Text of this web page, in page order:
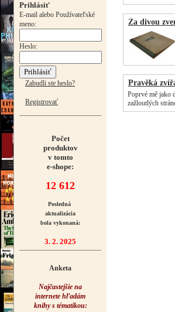
Prihlásiť
E-mail alebo Používateľské
meno:
Heslo:
Zabudli ste heslo?
Registrovať
Počet
produktov
v tomto
e-shope:
12 612
Posledná
aktualizácia
bola vykonaná:
3. 2. 2025
Anketa
Najčastejšie na
internete hľadám
knihy s tématikou:
Za divou
Pravěká
Poprvé mě jako
zažloutlých